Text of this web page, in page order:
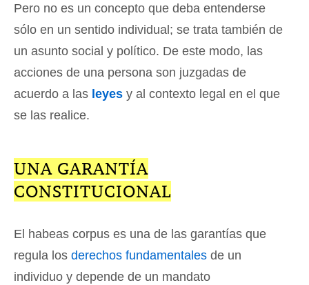
Pero no es un concepto que deba entenderse
sólo en un sentido individual; se trata también de
un asunto social y político. De este modo, las
acciones de una persona son juzgadas de
acuerdo a las leyes y al contexto legal en el que
se las realice.
UNA GARANTÍA
CONSTITUCIONAL
El habeas corpus es una de las garantías que
regula los derechos fundamentales de un
individuo y depende de un mandato